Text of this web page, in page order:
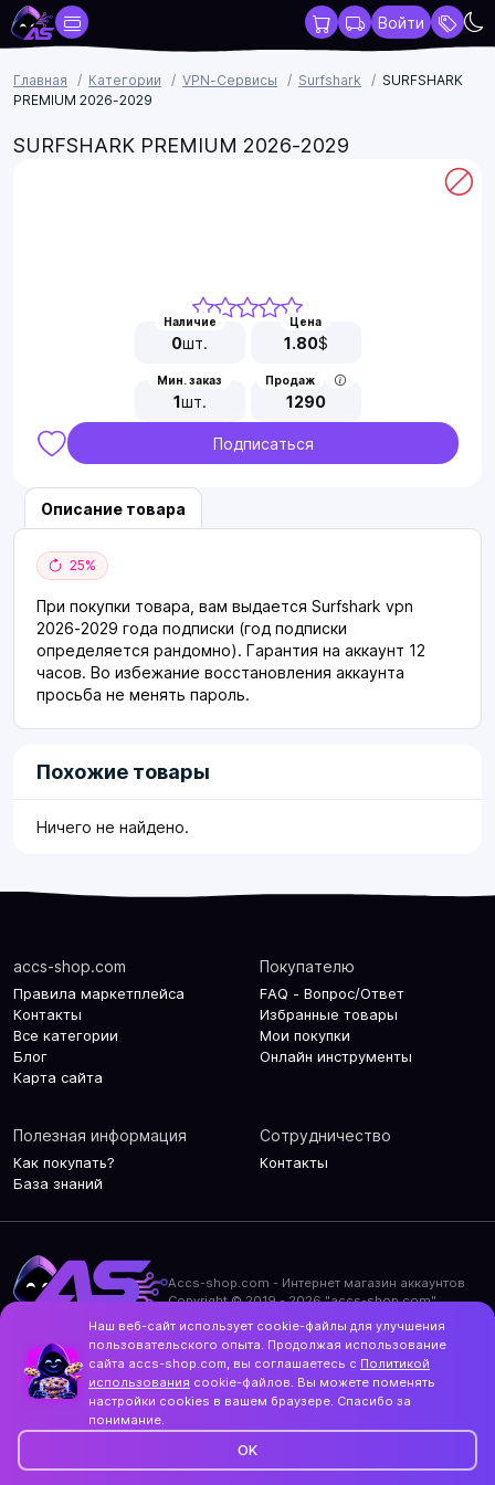
Войти
Главная Категории VPN-Сервисы Surfshark
SURFSHARK
PREMIUM 2026-2029
SURFSHARK PREMIUM 2026-2029
Наличие
0шт.
Цена
1.80$
Мин. заказ
1шт.
Продаж
1290
Подписаться
Описание товара
25%
При покупки товара, вам выдается Surfshark vpn
2026-2029 года подписки (год подписки
определяется рандомно). Гарантия на аккаунт 12
часов. Во избежание восстановления аккаунта
просьба не менять пароль.
Похожие товары
Ничего не найдено.
accs-shop.com
Правила маркетплейса
Контакты
Все категории
Блог
Карта сайта
Покупателю
FAQ - Вопрос/Ответ
Избранные товары
Мои покупки
Онлайн инструменты
Полезная информация
Как покупать?
База знаний
Сотрудничество
Контакты
Accs-shop.com - Интернет магазин аккаунтов
Copyright © 2019 - 2026 "accs-shop.com"
Политика использования cookie-файлов
Контакты и актуальный адрес сайта
Structo
Дизайн и разработка
Наш веб-сайт использует cookie-файлы для улучшения
пользовательского опыта. Продолжая использование
сайта accs-shop.com, вы соглашаетесь с Политикой
использования cookie-файлов. Вы можете поменять
настройки cookies в вашем браузере. Спасибо за
понимание.
OK